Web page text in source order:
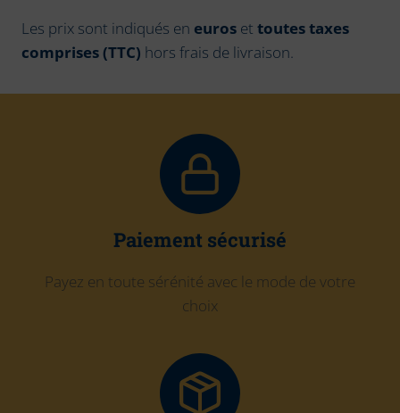
Les prix sont indiqués en euros et toutes taxes
comprises (TTC) hors frais de livraison.
Paiement sécurisé
Payez en toute sérénité avec le mode de votre
choix